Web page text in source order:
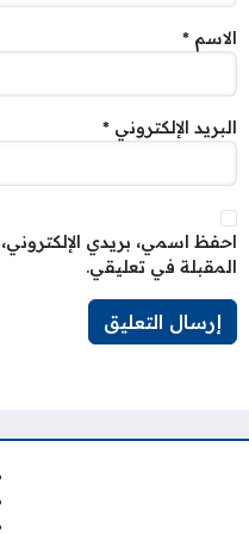
الاسم *
البريد الإلكتروني *
احفظ اسمي، بريدي
المقبلة في تعليقي.